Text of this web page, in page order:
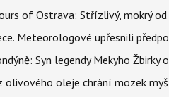
of Ostrava: Střízlivý, mokrý
Meteorologové upřesnili
Syn legendy Mekyho Žbirky
olivového oleje chrání mozek